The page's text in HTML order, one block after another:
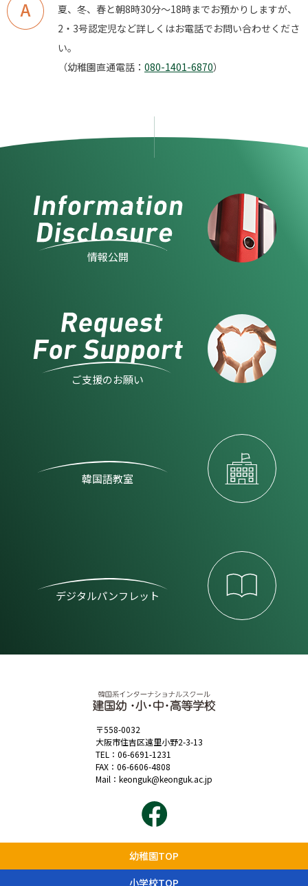
夏、冬、春と朝8時30分～18時までお預かりしますが、
2・3号認定児など詳しくはお電話でお問い合わせくださ
い。
（幼稚園直通電話： 080-1401-6870）
情報公開
ご支援のお願い
韓国語教室
デジタルパンフレット
〒558-0032
大阪市住吉区遠里小野2-3-13
TEL： 06-6691-1231
FAX：06-6606-4808
Mail： keonguk@keonguk.ac.jp
幼稚園TOP
小学校TOP